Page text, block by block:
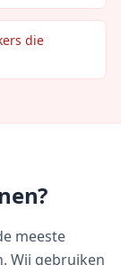
die
meeste
Wij gebruiken